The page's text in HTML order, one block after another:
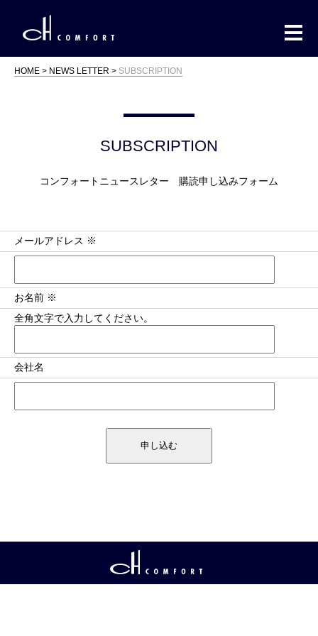
HOME NEWS LETTER SUBSCRIPTION
SUBSCRIPTION
コンフォートニュースレター 購読申し込みフォーム
メールアドレス ※
お名前 ※
全角文字で入力してください。
会社名